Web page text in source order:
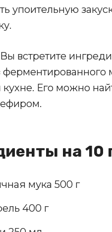
упоительную
встретите
ферментированного
кухне. Его можно
на 10
мука 500 г
400 г